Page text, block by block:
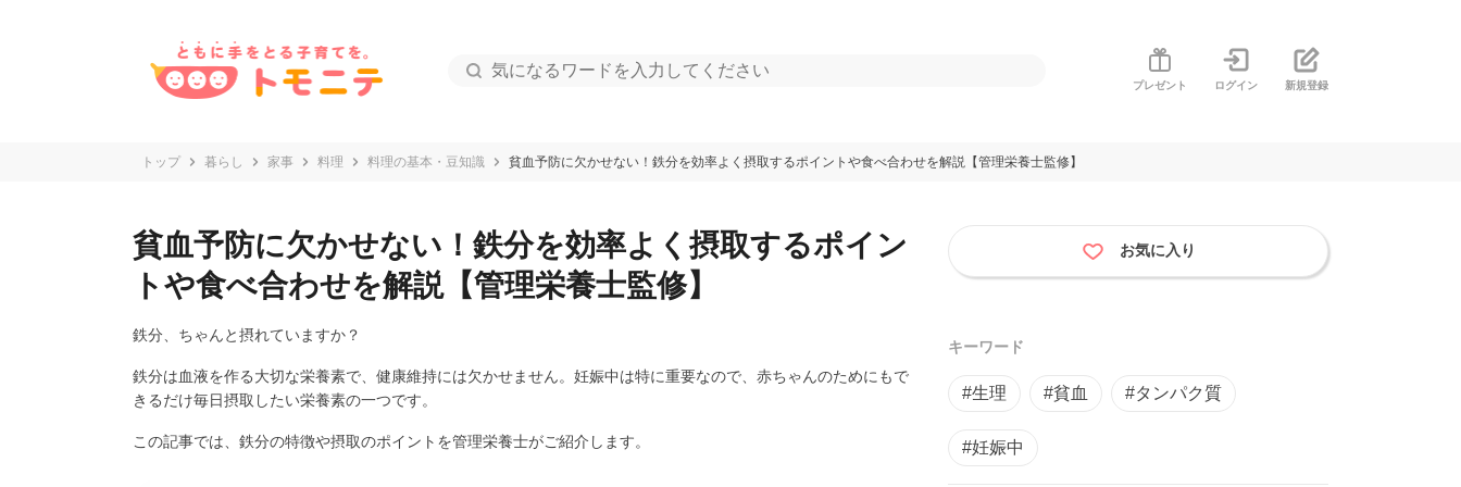
プレゼント ログイン 新規登録
トップ 暮らし 家事 料理 料理の基本・豆知識 貧血予防に欠かせない！鉄分を効率よく摂取するポイントや食べ合わせを解説【管理栄養士監修】
貧血予防に欠かせない！鉄分を効率よく摂取するポイン
トや食べ合わせを解説【管理栄養士監修】
鉄分、ちゃんと摂れていますか？
鉄分は血液を作る大切な栄養素で、健康維持には欠かせません。妊娠中は特に重要なので、赤ちゃんのためにもで
きるだけ毎日摂取したい栄養素の一つです。
この記事では、鉄分の特徴や摂取のポイントを管理栄養士がご紹介します。
お気に入り
キーワード
#生理 #貧血 #タンパク質
#妊娠中